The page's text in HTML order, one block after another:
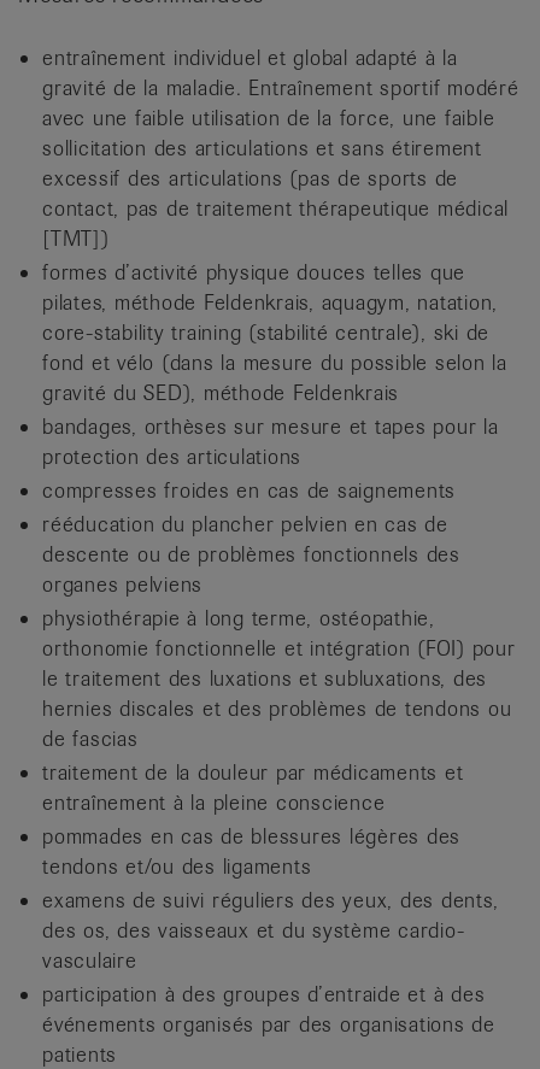
entraînement individuel et global adapté à la
gravité de la maladie. Entraînement sportif modéré
avec une faible utilisation de la force, une faible
sollicitation des articulations et sans étirement
excessif des articulations (pas de sports de
contact, pas de traitement thérapeutique médical
[TMT])
formes d’activité physique douces telles que
pilates, méthode Feldenkrais, aquagym, natation,
core-stability training (stabilité centrale), ski de
fond et vélo (dans la mesure du possible selon la
gravité du SED), méthode Feldenkrais
bandages, orthèses sur mesure et tapes pour la
protection des articulations
compresses froides en cas de saignements
rééducation du plancher pelvien en cas de
descente ou de problèmes fonctionnels des
organes pelviens
physiothérapie à long terme, ostéopathie,
orthonomie fonctionnelle et intégration (FOI) pour
le traitement des luxations et subluxations, des
hernies discales et des problèmes de tendons ou
de fascias
traitement de la douleur par médicaments et
entraînement à la pleine conscience
pommades en cas de blessures légères des
tendons et/ou des ligaments
examens de suivi réguliers des yeux, des dents,
des os, des vaisseaux et du système cardio-
vasculaire
participation à des groupes d’entraide et à des
événements organisés par des organisations de
patients